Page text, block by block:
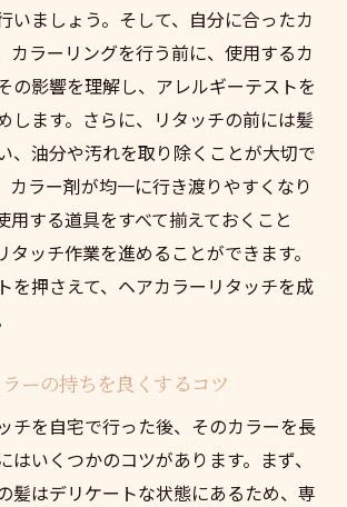
いましょう。そして、自分に合ったカ
カラーリングを行う前に、使用するカ
の影響を理解し、アレルギーテストを
します。さらに、リタッチの前には髪
、油分や汚れを取り除くことが大切で
カラー剤が均一に行き渡りやすくなり
用する道具をすべて揃えておくこと
タッチ作業を進めることができます。
を押さえて、ヘアカラーリタッチを成
ーの持ちを良くするコツ
チを自宅で行った後、そのカラーを長
はいくつかのコツがあります。まず、
髪はデリケートな状態にあるため、専